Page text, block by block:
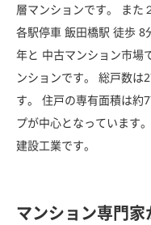
層マンションです。 また
各駅停車 飯田橋駅 徒歩
年と 中古マンション市場
ンションです。 総戸数は
す。 住戸の専有面積は約
プが中心となっています
建設工業です。
マンション専門